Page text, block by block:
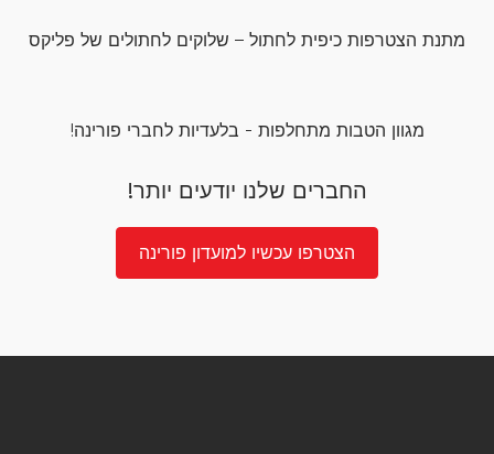
מתנת הצטרפות כיפית לחתול – שלוקים לחתולים של פליקס
מגוון הטבות מתחלפות - בלעדיות לחברי פורינה!
החברים שלנו יודעים יותר!
הצטרפו עכשיו למועדון פורינה